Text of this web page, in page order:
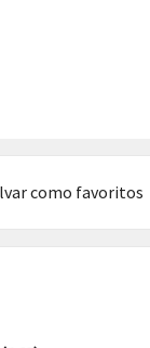
como favoritos